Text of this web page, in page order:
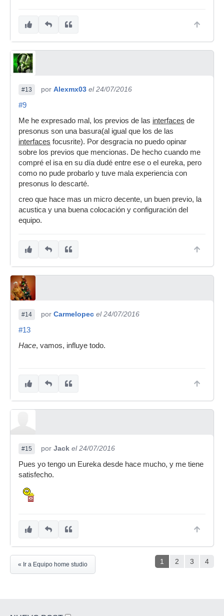
#13 por Alexmx03 el 24/07/2016
#9
Me he expresado mal, los previos de las interfaces de
presonus son una basura(al igual que los de las
interfaces focusrite). Por desgracia no puedo opinar
sobre los previos que mencionas. De hecho cuando me
compré el isa en su día dudé entre ese o el eureka, pero
como no pude probarlo y tuve mala experiencia con
presonus lo descarté.
creo que hace mas un micro decente, un buen previo, la
acustica y una buena colocación y configuración del
equipo.
#14 por Carmelopec el 24/07/2016
#13
Hace, vamos, influye todo.
#15 por Jack el 24/07/2016
Pues yo tengo un Eureka desde hace mucho, y me tiene
satisfecho.
1 2 3 4
« Ir a Equipo home studio